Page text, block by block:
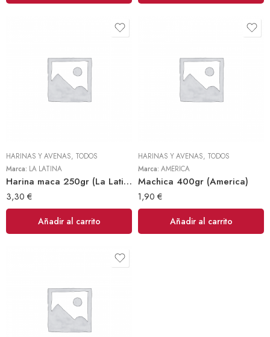
HARINAS Y AVENAS, TODOS
Marca: LA LATINA
Harina maca 250gr (La Latina)
3,30 €
Añadir al carrito
HARINAS Y AVENAS, TODOS
Marca: AMERICA
Machica 400gr (America)
1,90 €
Añadir al carrito